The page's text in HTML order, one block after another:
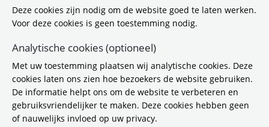
Rapport Een beter
bereikbaar Nederland
bod van de nationale alliantie voor het
doortrekken van de Noord/Zuidlijn en
sluiten ringlijn
Deze cookies zijn nodig om de website goed te laten werken.
Voor deze cookies is geen toestemming nodig.
Analytische cookies (optioneel)
Met uw toestemming plaatsen wij analytische cookies. Deze
cookies laten ons zien hoe bezoekers de website gebruiken.
De informatie helpt ons om de website te verbeteren en
gebruiksvriendelijker te maken. Deze cookies hebben geen
of nauwelijks invloed op uw privacy.